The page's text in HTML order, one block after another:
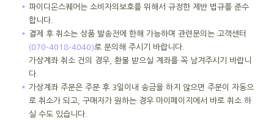
＊ 파이디온스퀘어는 소비자의보호를 위해서 규정한 제반 법규를 준수
합니다.
＊ 결제 후 취소는 상품 발송전에 한해 가능하며 관련문의는 고객센터
(070-4018-4040)로 문의해 주시기 바랍니다.
가상계좌 취소 건의 경우, 환불 받으실 계좌를 꼭 남겨주시기 바랍니
다.
＊ 가상계좌 주문은 주문 후 3일이내 송금을 하지 않으면 주문이 자동으
로 취소가 되고, 구매자가 원하는 경우 마이페이지에서 바로 취소 하
실 수도 있습니다.